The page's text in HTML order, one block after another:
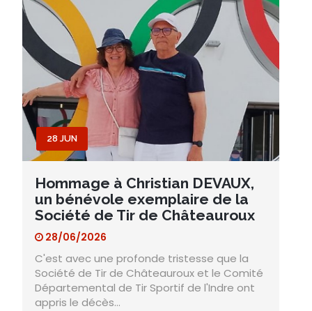
28 JUN
Hommage à Christian DEVAUX,
un bénévole exemplaire de la
Société de Tir de Châteauroux
28/06/2026
C'est avec une profonde tristesse que la
Société de Tir de Châteauroux et le Comité
Départemental de Tir Sportif de l'Indre ont
appris le décès…